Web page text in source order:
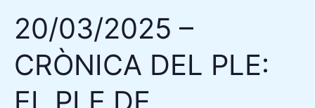
20/03/2025 –
CRÒNICA DEL PLE:
REBUTJA
INICIALMENT
EL